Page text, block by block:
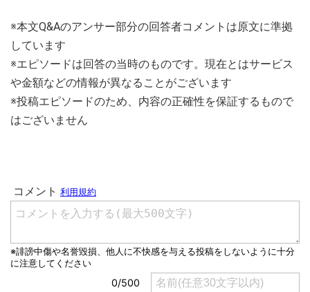
※本文Q&Aのアンサー部分の回答者コメントは原文に準拠
しています
※エピソードは回答の当時のものです。現在とはサービス
や金額などの情報が異なることがございます
※投稿エピソードのため、内容の正確性を保証するもので
はございません